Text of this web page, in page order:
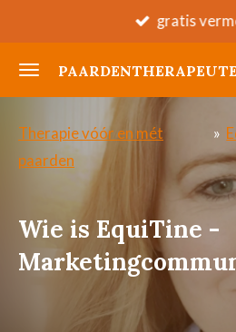
direct
naar
de
hoofdinhoud
gratis
Therapie vóór en mét
paarden
»
Wie is EquiTine -